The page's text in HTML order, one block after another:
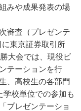
みや成果発表の場
審査（プレゼンテ
東京証券取引所
大会では、現役ビ
テーションを行
、高校生の各部門
学校単位での参加も
プレゼンテーショ